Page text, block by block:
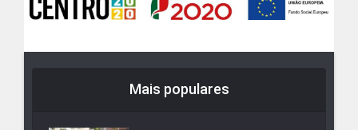
Mais populares